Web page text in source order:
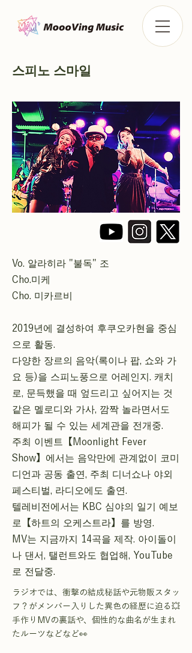
Vo. 알라히라 "불독" 조
Cho.미케
Cho. 미카르비
2019년에 결성하여 후쿠오카현을 중심
으로 활동.
다양한 장르의 음악(록이나 팝, 쇼와 가
요 등)을 스피노풍으로 어레인지. 캐치
로, 문득했을 때 엎드리고 싶어지는 것
같은 멜로디와 가사, 깜짝 놀라면서도
해피가 될 수 있는 세계관을 전개중.
주최 이벤트【Moonlight Fever
Show】에서는 음악만에 관계없이 코미
디언과 공동 출연, 주최 디너쇼나 야외
페스티벌, 라디오에도 출연.
텔레비전에서는 KBC 심야의 일기 예보
로【하트의 오케스트라】를 방영.
MV는 지금까지 14곡을 제작. 아이돌이
나 댄서, 탤런트와도 협업해, YouTube
로 전달중.
ラジオでは、衝撃の結成秘話や元物販スタッ
フ？がメンバー入りした異色の経歴に迫る💥
手作りMVの裏話や、個性的な曲名が生まれ
たルーツなどなど👀
스피노 스마일